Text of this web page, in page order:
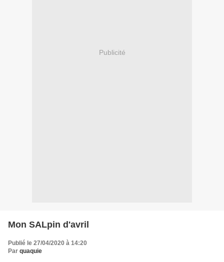
Publicité
Mon SALpin d'avril
Publié le 27/04/2020 à 14:20
Par quaquie